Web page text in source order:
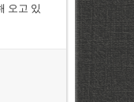
오고 있